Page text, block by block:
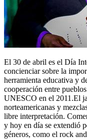
El 30 de abril es el Día
concienciar sobre la
herramienta educativa y
cooperación entre
UNESCO en el 2011.El
norteamericanas y
libre interpretación.
y hoy en día se extendió
géneros, como el rock